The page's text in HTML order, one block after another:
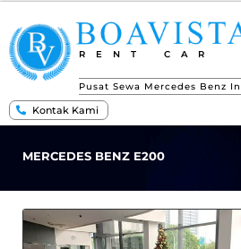
RENT CAR
Pusat Sewa Mercedes Benz
Kontak Kami
MERCEDES BENZ E200